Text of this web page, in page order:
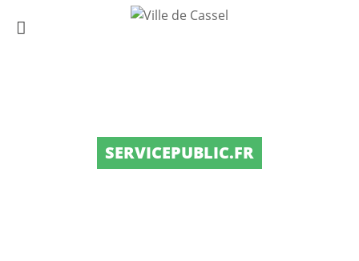
SERVICEPUBLIC.FR